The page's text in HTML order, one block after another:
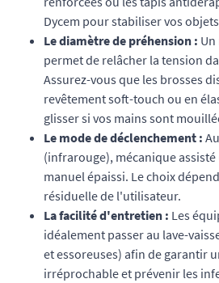
Dycem pour stabiliser vos
Le diamètre de préhension :
permet de relâcher la tension
Assurez-vous que les brosses
revêtement soft-touch ou en
glisser si vos mains sont
Le mode de déclenchement :
(infrarouge), mécanique
manuel épaissi. Le choix
résiduelle de l'utilisateur.
La facilité d'entretien : Les
idéalement passer au lave-
et essoreuses) afin de garantir
irréprochable et prévenir les